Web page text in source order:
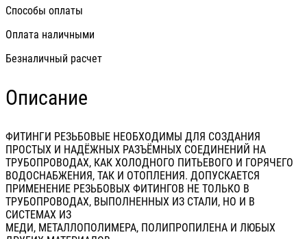
Способы оплаты
Оплата наличными
Безналичный расчет
Описание
ФИТИНГИ РЕЗЬБОВЫЕ НЕОБХОДИМЫ ДЛЯ СОЗДАНИЯ
ПРОСТЫХ И НАДЁЖНЫХ РАЗЪЁМНЫХ СОЕДИНЕНИЙ НА
ТРУБОПРОВОДАХ, КАК ХОЛОДНОГО ПИТЬЕВОГО И ГОРЯЧЕГО
ВОДОСНАБЖЕНИЯ, ТАК И ОТОПЛЕНИЯ. ДОПУСКАЕТСЯ
ПРИМЕНЕНИЕ РЕЗЬБОВЫХ ФИТИНГОВ НЕ ТОЛЬКО В
ТРУБОПРОВОДАХ, ВЫПОЛНЕННЫХ ИЗ СТАЛИ, НО И В
СИСТЕМАХ ИЗ
МЕДИ, МЕТАЛЛОПОЛИМЕРА, ПОЛИПРОПИЛЕНА И ЛЮБЫХ